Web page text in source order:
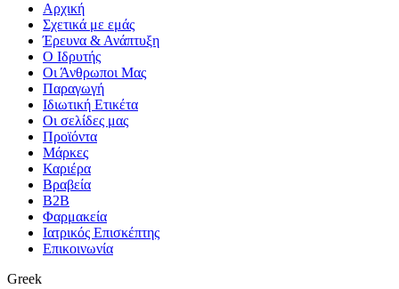
Αρχική
Σχετικά με εμάς
Έρευνα & Ανάπτυξη
Ο Ιδρυτής
Οι Άνθρωποι Μας
Παραγωγή
Ιδιωτική Ετικέτα
Οι σελίδες μας
Προϊόντα
Μάρκες
Καριέρα
Βραβεία
B2B
Φαρμακεία
Ιατρικός Επισκέπτης
Επικοινωνία
Greek